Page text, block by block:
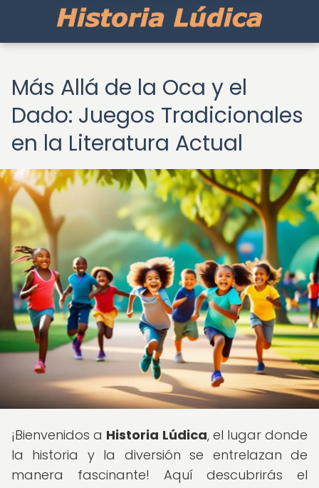
Más Allá de la Oca y el
Dado: Juegos Tradicionales
en la Literatura Actual
¡Bienvenidos a Historia Lúdica, el lugar donde
la historia y la diversión se entrelazan de
manera fascinante! Aquí descubrirás el